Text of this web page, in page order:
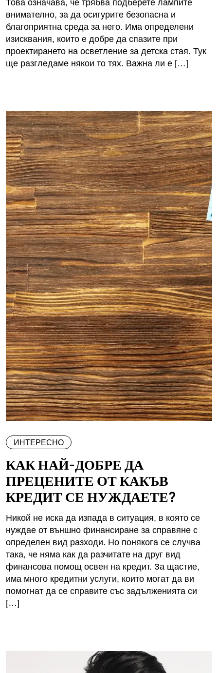
Това означава, че трябва подберете лампите
внимателно, за да осигурите безопасна и
благоприятна среда за него. Има определени
изисквания, които е добре да спазите при
проектирането на осветление за детска стая. Тук
ще разгледаме някои то тях. Важна ли е […]
ИНТЕРЕСНО
КАК НАЙ-ДОБРЕ ДА
ПРЕЦЕНИТЕ ОТ КАКЪВ
КРЕДИТ СЕ НУЖДАЕТЕ?
Никой не иска да изпада в ситуация, в която се
нуждае от външно финансиране за справяне с
определен вид разходи. Но понякога се случва
така, че няма как да разчитате на друг вид
финансова помощ освен на кредит. За щастие,
има много кредитни услуги, които могат да ви
помогнат да се справите със задълженията си
[…]